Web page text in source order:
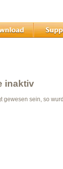
inaktiv
gewesen sein, so